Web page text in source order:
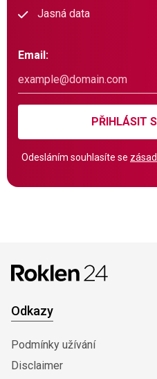
Jasná data
Email:
PŘIHLÁSIT
Odesláním souhlasíte se
Odkazy
Podmínky užívání
Disclaimer